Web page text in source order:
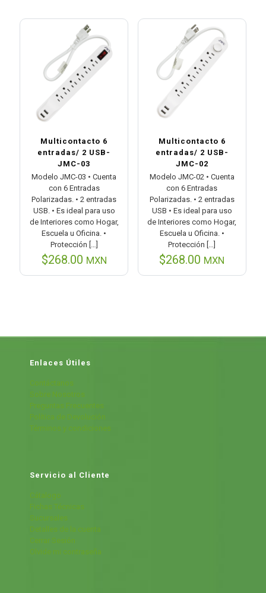
Multicontacto 6
entradas/ 2 USB-
JMC-03
Modelo JMC-03 • Cuenta
con 6 Entradas
Polarizadas. • 2 entradas
USB. • Es ideal para uso
de Interiores como Hogar,
Escuela u Oficina. •
Protección
$268.00 MXN
Multicontacto 6
entradas/ 2 USB-
JMC-02
Modelo JMC-02 • Cuenta
con 6 Entradas
Polarizadas. • 2 entradas
USB • Es ideal para uso
de Interiores como Hogar,
Escuela u Oficina. •
Protección
$268.00 MXN
Enlaces Útiles
Contáctanos
Sobre Nosotros
Preguntas Frecuentes
Política de Devolución
Términos y condiciones
Servicio al Cliente
Cátalogo
Fichas Técnicas
Sucursales
Detalles de la cuenta
Cerrar Sesión
Olvide mi contraseña